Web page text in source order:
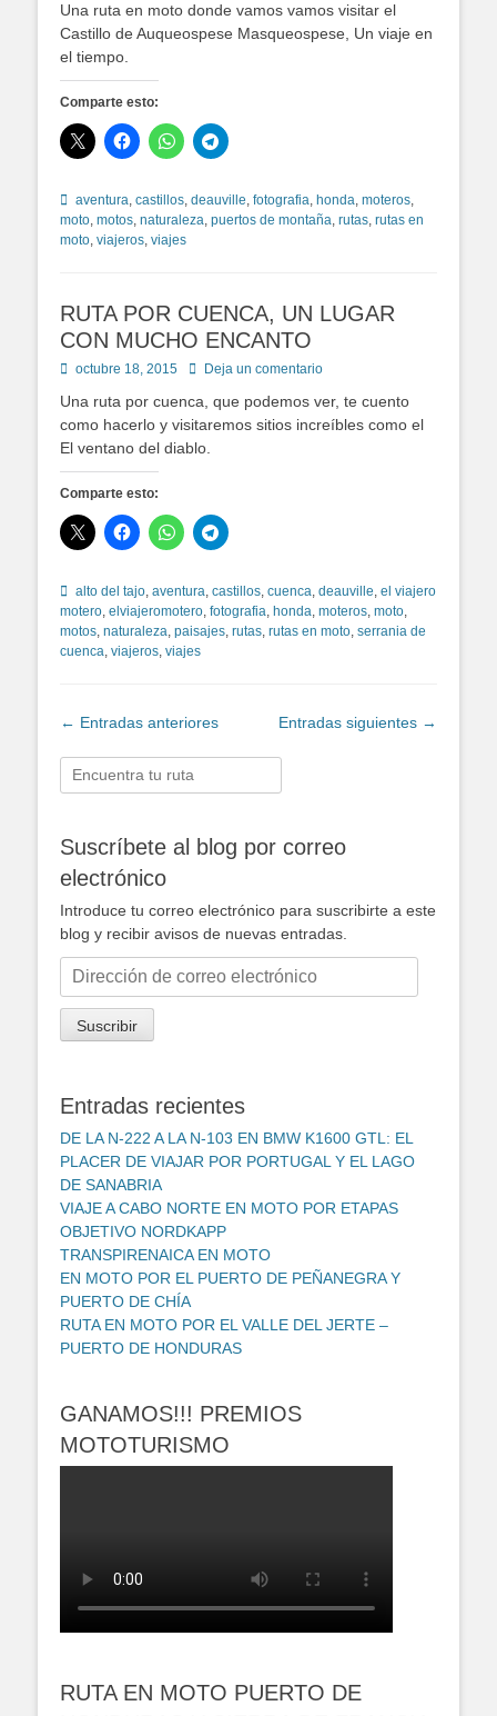
Una ruta en moto donde vamos vamos visitar el
Castillo de Auqueospese Masqueospese, Un viaje en
el tiempo.
Comparte esto:
Etiquetas
aventura, castillos, deauville, fotografia, honda, moteros,
moto, motos, naturaleza, puertos de montaña, rutas, rutas en
moto, viajeros, viajes
RUTA POR CUENCA, UN LUGAR
CON MUCHO ENCANTO
Publicado
octubre 18, 2015 Deja un comentario
Una ruta por cuenca, que podemos ver, te cuento
como hacerlo y visitaremos sitios increíbles como el
El ventano del diablo.
Comparte esto:
Etiquetas
alto del tajo, aventura, castillos, cuenca, deauville, el viajero
motero, elviajeromotero, fotografia, honda, moteros, moto,
motos, naturaleza, paisajes, rutas, rutas en moto, serrania de
cuenca, viajeros, viajes
Navegación
entradas
← Entradas anteriores Entradas siguientes →
Buscar:
Suscríbete al blog por correo
electrónico
Introduce tu correo electrónico para suscribirte a este
blog y recibir avisos de nuevas entradas.
Dirección
correo
electrónico
Suscribir
Entradas recientes
DE LA N-222 A LA N-103 EN BMW K1600 GTL: EL
PLACER DE VIAJAR POR PORTUGAL Y EL LAGO
DE SANABRIA
VIAJE A CABO NORTE EN MOTO POR ETAPAS
OBJETIVO NORDKAPP
TRANSPIRENAICA EN MOTO
EN MOTO POR EL PUERTO DE PEÑANEGRA Y
PUERTO DE CHÍA
RUTA EN MOTO POR EL VALLE DEL JERTE –
PUERTO DE HONDURAS
GANAMOS!!! PREMIOS
MOTOTURISMO
RUTA EN MOTO PUERTO DE